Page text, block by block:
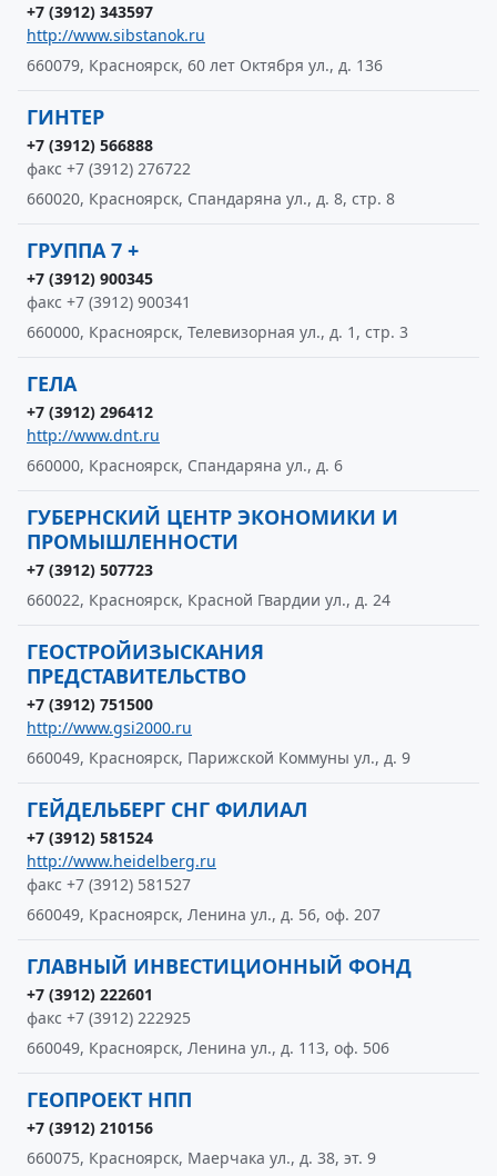
+7 (3912) 343597
http://www.sibstanok.ru
660079, Красноярск, 60 лет Октября ул., д. 136
ГИНТЕР
+7 (3912) 566888
факс +7 (3912) 276722
660020, Красноярск, Спандаряна ул., д. 8, стр. 8
ГРУППА 7 +
+7 (3912) 900345
факс +7 (3912) 900341
660000, Красноярск, Телевизорная ул., д. 1, стр. 3
ГЕЛА
+7 (3912) 296412
http://www.dnt.ru
660000, Красноярск, Спандаряна ул., д. 6
ГУБЕРНСКИЙ ЦЕНТР ЭКОНОМИКИ И
ПРОМЫШЛЕННОСТИ
+7 (3912) 507723
660022, Красноярск, Красной Гвардии ул., д. 24
ГЕОСТРОЙИЗЫСКАНИЯ
ПРЕДСТАВИТЕЛЬСТВО
+7 (3912) 751500
http://www.gsi2000.ru
660049, Красноярск, Парижской Коммуны ул., д. 9
ГЕЙДЕЛЬБЕРГ СНГ ФИЛИАЛ
+7 (3912) 581524
http://www.heidelberg.ru
факс +7 (3912) 581527
660049, Красноярск, Ленина ул., д. 56, оф. 207
ГЛАВНЫЙ ИНВЕСТИЦИОННЫЙ ФОНД
+7 (3912) 222601
факс +7 (3912) 222925
660049, Красноярск, Ленина ул., д. 113, оф. 506
ГЕОПРОЕКТ НПП
+7 (3912) 210156
660075, Красноярск, Маерчака ул., д. 38, эт. 9